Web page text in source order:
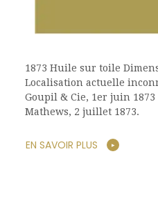
1873 Huile sur toile
Localisation actuelle
Goupil & Cie, 1er juin 1873
Mathews, 2 juillet 1873.
EN SAVOIR PLUS